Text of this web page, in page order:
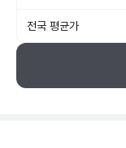
전국 평균가